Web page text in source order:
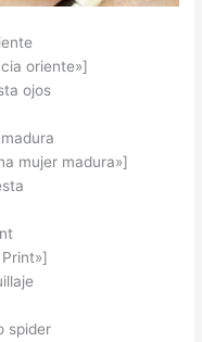
oriente»]
mujer madura»]
spider